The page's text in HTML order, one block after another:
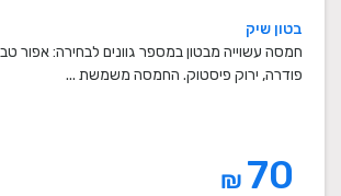
בטון שיק
חמסה עשוייה מבטון במספר גוונים לבחירה: אפור
פודרה, ירוק פיסטוק. החמסה משמשת ...
₪